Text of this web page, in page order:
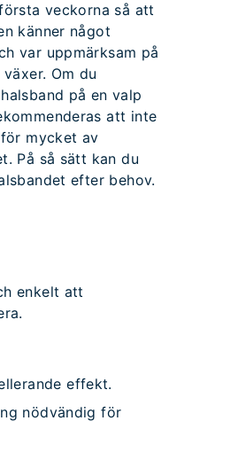
veckorna så att
känner något
var uppmärksam på
Om du
på en valp
att inte
mycket av
På så sätt kan du
efter behov.
enkelt att
effekt.
nödvändig för